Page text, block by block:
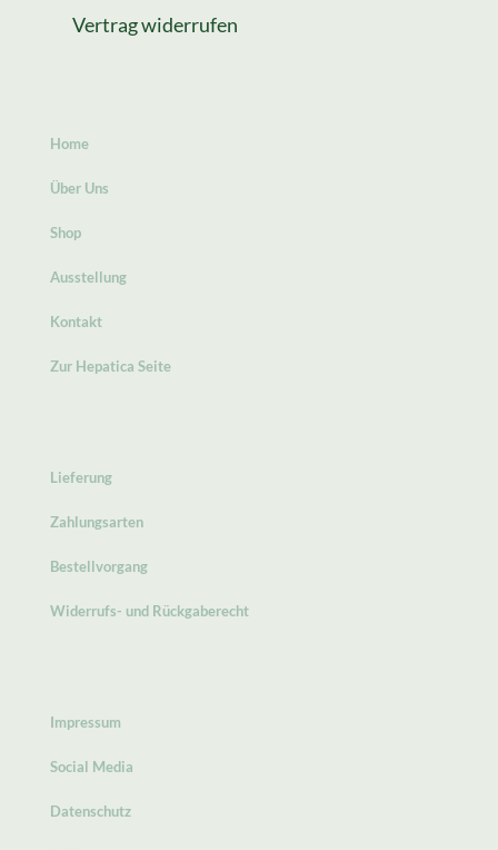
Vertrag widerrufen
Home
Über Uns
Shop
Ausstellung
Kontakt
Zur Hepatica Seite
Lieferung
Zahlungsarten
Bestellvorgang
Widerrufs- und Rückgaberecht
Impressum
Social Media
Datenschutz